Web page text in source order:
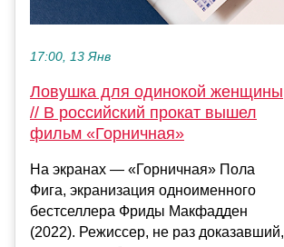
17:00, 13 Янв
Ловушка для одинокой женщины
// В российский прокат вышел
фильм «Горничная»
На экранах — «Горничная» Пола
Фига, экранизация одноименного
бестселлера Фриды Макфадден
(2022). Режиссер, не раз доказавший,